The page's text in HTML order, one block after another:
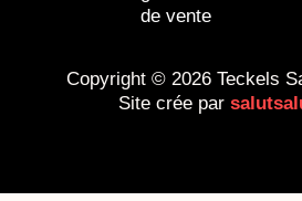
de vente
Copyright © 2026 Teckels
Site crée par